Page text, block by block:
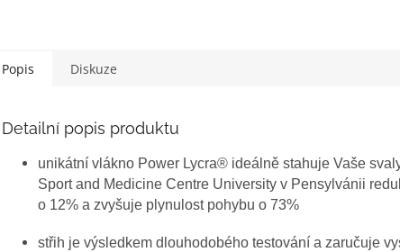
Popis Diskuze
Detailní popis produktu
unikátní vlákno Power Lycra® ideálně stahuje Vaše
Sport and Medicine Centre University v Pensylvánii
o 12% a zvyšuje plynulost pohybu o 73%
střih je výsledkem dlouhodobého testování a zaručuje